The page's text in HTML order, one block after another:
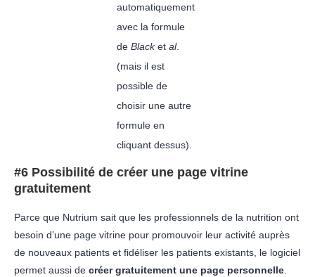
automatiquement
avec la formule
de Blacket al.
(mais il est
possible de
choisir une autre
formule en
cliquant dessus).
#6 Possibilité de créer une page vitrine
gratuitement
Parce que Nutrium sait que les professionnels de la nutrition ont
besoin d’une page vitrine pour promouvoir leur activité auprès
de nouveaux patients et fidéliser les patients existants, le logiciel
permet aussi de créer gratuitement une page personnelle